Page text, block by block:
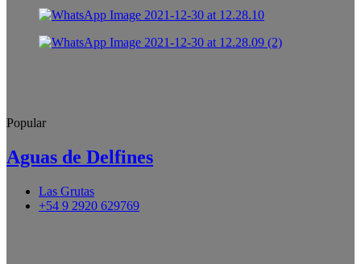
Popular
Aguas de Delfines
Las Grutas
+54 9 2920 629769